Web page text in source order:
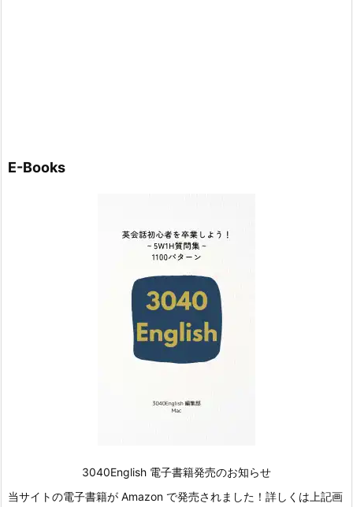
E-Books
3040English 電子書籍発売のお知らせ
当サイトの電子書籍が Amazon で発売されました！詳しくは上記画